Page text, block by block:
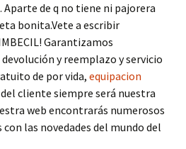
Aparte de q no tiene ni pajorera
bonita.Vete a escribir
Garantizamos
y reemplazo y servicio
de por vida, equipacion
cliente siempre será nuestra
web encontrarás numerosos
las novedades del mundo del